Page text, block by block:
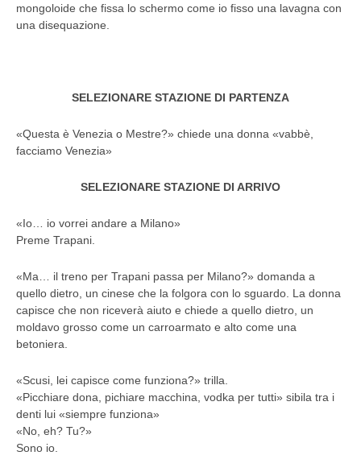
mongoloide che fissa lo schermo come io fisso una lavagna con
una disequazione.
SELEZIONARE STAZIONE DI PARTENZA
«Questa è Venezia o Mestre?» chiede una donna «vabbè,
facciamo Venezia»
SELEZIONARE STAZIONE DI ARRIVO
«Io… io vorrei andare a Milano»
Preme Trapani.
«Ma… il treno per Trapani passa per Milano?» domanda a
quello dietro, un cinese che la folgora con lo sguardo. La donna
capisce che non riceverà aiuto e chiede a quello dietro, un
moldavo grosso come un carroarmato e alto come una
betoniera.
«Scusi, lei capisce come funziona?» trilla.
«Picchiare dona, pichiare macchina, vodka per tutti» sibila tra i
denti lui «siempre funziona»
«No, eh? Tu?»
Sono io.